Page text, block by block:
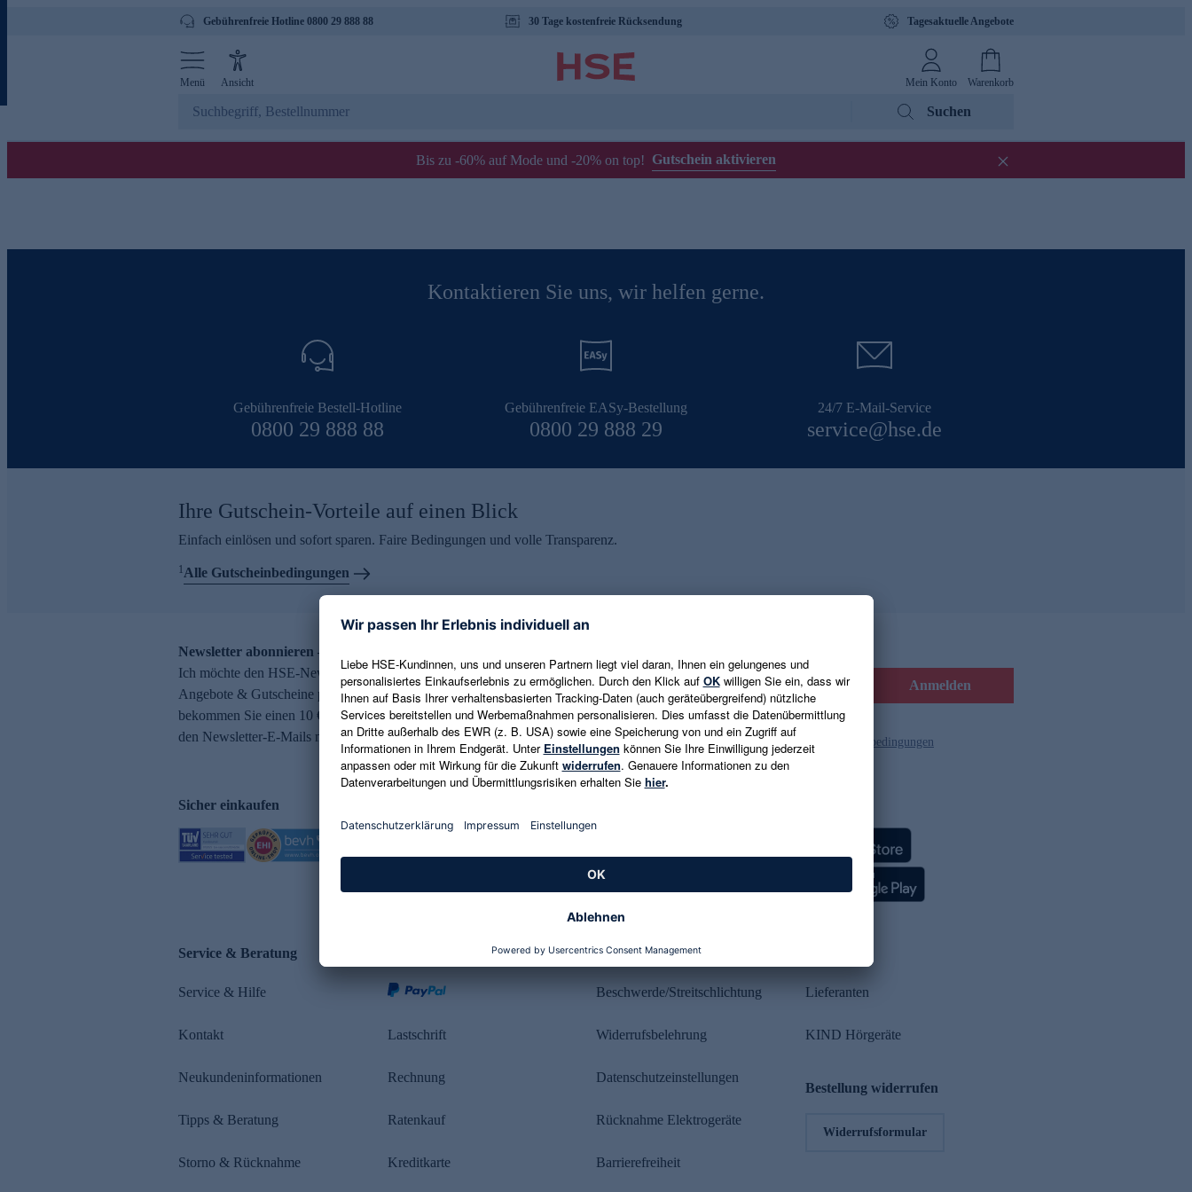
Gebührenfreie Hotline 0800 29 888 88 30 Tage kostenfreie Rücksendung Tagesaktuelle Angebote
Menü Ansicht Mein Konto Warenkorb
Suchen
Bis zu -60% auf Mode und -20% on top! Gutschein aktivieren
Kontaktieren Sie uns, wir helfen gerne.
Gebührenfreie Bestell-Hotline
0800 29 888 88
Gebührenfreie EASy-Bestellung
0800 29 888 29
24/7 E-Mail-Service
service@hse.de
Ihre Gutschein-Vorteile auf einen Blick
Einfach einlösen und sofort sparen. Faire Bedingungen und volle Transparenz.
1Alle Gutscheinbedingungen
Newsletter abonnieren – 10 € Gutschein erhalten
Ich möchte den HSE-Newsletter abonnieren und aktuelle Trends,
Angebote & Gutscheine per E-Mail erhalten. Als Dankeschön
bekommen Sie einen 10 € Gutschein. Eine Abmeldung ist jederzeit in
den Newsletter-E-Mails möglich.
E-Mail-Adresse eingeben Anmelden
Es gelten die Datenschutzrichtlinien und die Gutscheinbedingungen
Sicher einkaufen
Service & Beratung
Service & Hilfe
Kontakt
Neukundeninformationen
Tipps & Beratung
Storno & Rücknahme
Lastschrift
Rechnung
Ratenkauf
Kreditkarte
Rechtliches
Beschwerde/Streitschlichtung
Widerrufsbelehrung
Datenschutzeinstellungen
Rücknahme Elektrogeräte
Barrierefreiheit
Lieferanten
KIND Hörgeräte
Bestellung widerrufen
Widerrufsformular